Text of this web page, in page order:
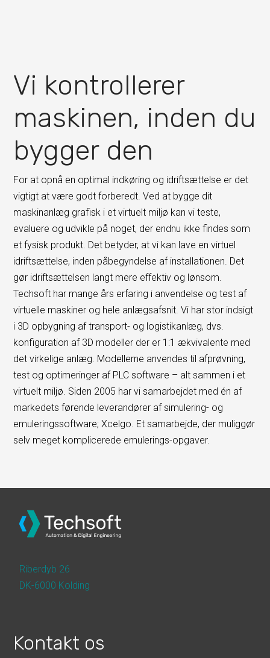
Vi kontrollerer
maskinen, inden du
bygger den
For at opnå en optimal indkøring og idriftsættelse er det
vigtigt at være godt forberedt. Ved at bygge dit
maskinanlæg grafisk i et virtuelt miljø kan vi teste,
evaluere og udvikle på noget, der endnu ikke findes som
et fysisk produkt. Det betyder, at vi kan lave en virtuel
idriftsættelse, inden påbegyndelse af installationen. Det
gør idriftsættelsen langt mere effektiv og lønsom.
Techsoft har mange års erfaring i anvendelse og test af
virtuelle maskiner og hele anlægsafsnit. Vi har stor indsigt
i 3D opbygning af transport- og logistikanlæg, dvs.
konfiguration af 3D modeller der er 1:1 ækvivalente med
det virkelige anlæg. Modellerne anvendes til afprøvning,
test og optimeringer af PLC software – alt sammen i et
virtuelt miljø. Siden 2005 har vi samarbejdet med én af
markedets førende leverandører af simulering- og
emuleringssoftware; Xcelgo. Et samarbejde, der muliggør
selv meget komplicerede emulerings-opgaver.
Riberdyb 26
DK-6000 Kolding
Kontakt os